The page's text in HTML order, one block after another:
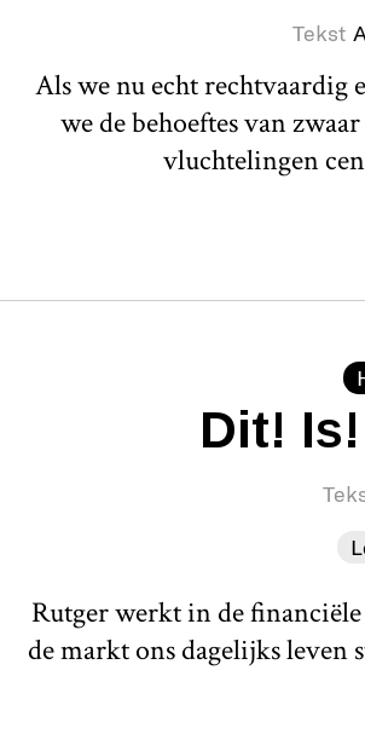
Tekst
Als we nu echt rechtvaardig
we de behoeftes van
vluchtelingen
Dit!
Rutger werkt in de
de markt ons dagelijks leven